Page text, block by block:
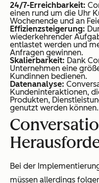
24/7-Erreichbarkeit:
einen rund um die Uhr
Wochenende und an
Effizienzsteigerung:
wiederkehrender
entlastet werden und
Anfragen gewinnen.
Skalierbarkeit: Dank
Unternehmen eine
Kundinnen bedienen.
Datenanalyse:
Kundeninteraktionen,
Produkten,
genutzt werden können.
Bei der
müssen allerdings